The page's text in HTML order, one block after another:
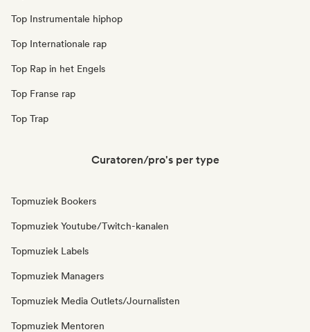
Top Instrumentale hiphop
Top Internationale rap
Top Rap in het Engels
Top Franse rap
Top Trap
Curatoren/pro's per type
Topmuziek Bookers
Topmuziek Youtube/Twitch-kanalen
Topmuziek Labels
Topmuziek Managers
Topmuziek Media Outlets/Journalisten
Topmuziek Mentoren